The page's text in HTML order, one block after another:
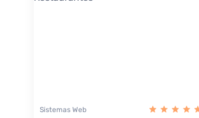
Sistemas Web